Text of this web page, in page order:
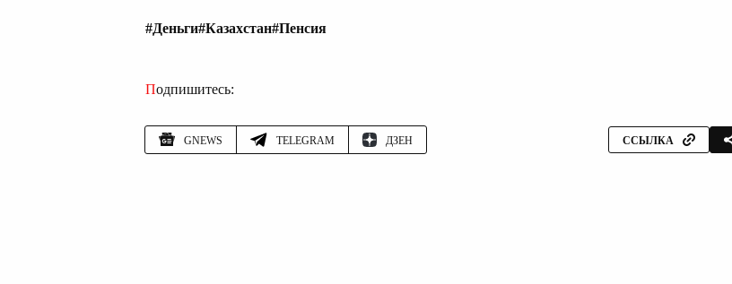
#Деньги#Казахстан#Пенсия
Подпишитесь:
GNEWS TELEGRAM ДЗЕН ССЫЛКА